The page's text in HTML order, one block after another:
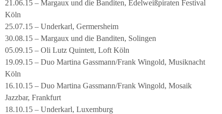
21.06.15 – Margaux und die Banditen, Edelweißpiraten Festival
Köln
25.07.15 – Underkarl, Germersheim
30.08.15 – Margaux und die Banditen, Solingen
05.09.15 – Oli Lutz Quintett, Loft Köln
19.09.15 – Duo Martina Gassmann/Frank Wingold, Musiknacht
Köln
16.10.15 – Duo Martina Gassmann/Frank Wingold, Mosaik
Jazzbar, Frankfurt
18.10.15 – Underkarl, Luxemburg